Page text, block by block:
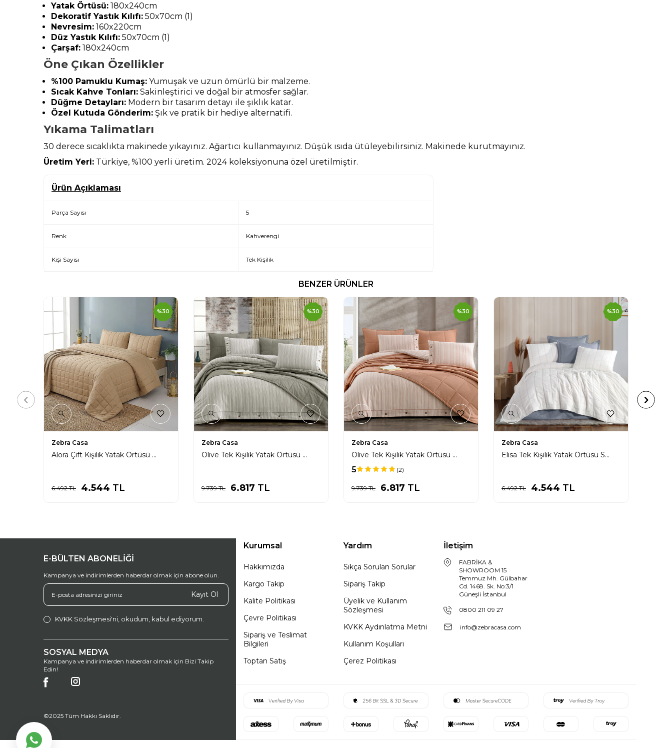
Yatak Örtüsü: 180x240cm
Dekoratif Yastık Kılıfı: 50x70cm (1)
Nevresim: 160x220cm
Düz Yastık Kılıfı: 50x70cm (1)
Çarşaf: 180x240cm
Öne Çıkan Özellikler
%100 Pamuklu Kumaş: Yumuşak ve uzun ömürlü bir malzeme.
Sıcak Kahve Tonları: Sakinleştirici ve doğal bir atmosfer sağlar.
Düğme Detayları: Modern bir tasarım detayı ile şıklık katar.
Özel Kutuda Gönderim: Şık ve pratik bir hediye alternatifi.
Yıkama Talimatları
30 derece sıcaklıkta makinede yıkayınız. Ağartıcı kullanmayınız. Düşük ısıda ütüleyebilirsiniz. Makinede kurutmayınız.
Üretim Yeri: Türkiye, %100 yerli üretim. 2024 koleksiyonuna özel üretilmiştir.
Ürün Açıklaması
Parça Sayısı 5
Renk Kahverengi
Kişi Sayısı Tek Kişilik
BENZER ÜRÜNLER
%30
Zebra Casa
Alora Çift Kişilik Yatak Örtüsü Takımı / Kahverengi
6.492TL 4.544 TL
%30
Zebra Casa
Olive Tek Kişilik Yatak Örtüsü Seti / Yeşil
9.739TL 6.817 TL
%30
Zebra Casa
Olive Tek Kişilik Yatak Örtüsü Seti / Kiremit
5 (2)
9.739TL 6.817 TL
%30
Zebra Casa
Elisa Tek Kişilik Yatak Örtüsü Seti / Indigo
6.492TL 4.544 TL
E-BÜLTEN ABONELİĞİ
Kampanya ve indirimlerden haberdar olmak için abone olun.
Kayıt Ol
KVKK Sözleşmesi'ni , okudum, kabul ediyorum.
SOSYAL MEDYA
Kampanya ve indirimlerden haberdar olmak için Bizi Takip
Edin!
©2025 Tüm Hakkı Saklıdır.
Kurumsal
Hakkımızda
Kargo Takip
Kalite Politikası
Çevre Politikası
Sipariş ve Teslimat
Bilgileri
Toptan Satış
Yardım
Sıkça Sorulan Sorular
Sipariş Takip
Üyelik ve Kullanım
Sözleşmesi
KVKK Aydınlatma Metni
Kullanım Koşulları
Çerez Politikası
İletişim
FABRİKA &
SHOWROOM 15
Temmuz Mh. Gülbahar
Cd. 1468. Sk. No:3/1
Güneşli İstanbul
0800 211 09 27
info@zebracasa.com